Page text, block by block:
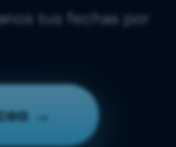
tus fechas por
→